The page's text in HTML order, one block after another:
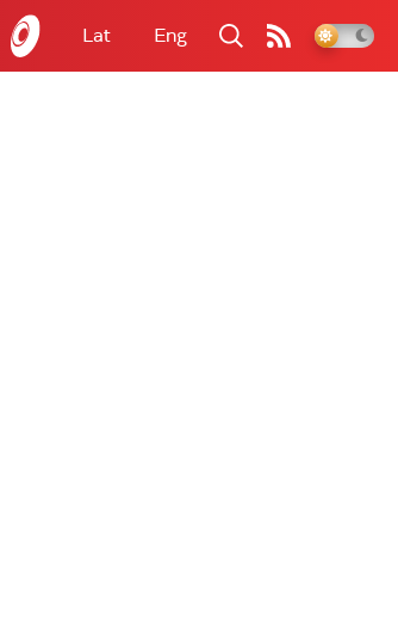
Lat Eng